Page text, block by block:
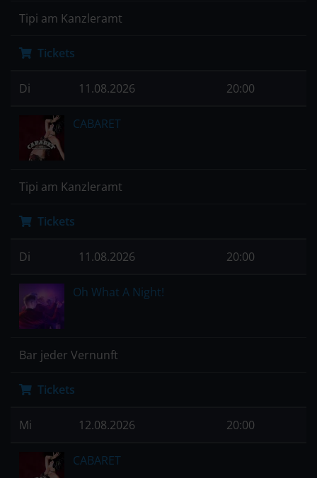
Tipi am Kanzleramt
Tickets
Di 11.08.2026 20:00
CABARET
Tipi am Kanzleramt
Tickets
Di 11.08.2026 20:00
Oh What A Night!
Bar jeder Vernunft
Tickets
Mi 12.08.2026 20:00
CABARET